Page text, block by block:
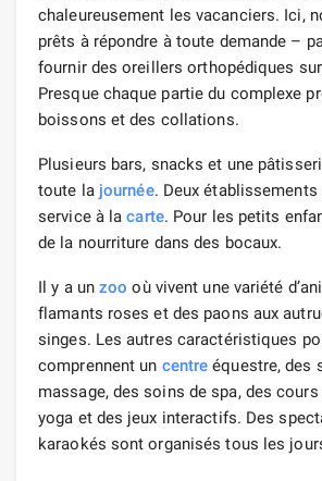
chaleureusement les vacanciers. Ici,
prêts à répondre à toute demande –
fournir des oreillers orthopédiques
Presque chaque partie du complexe
boissons et des collations.
Plusieurs bars, snacks et une
toute la journée. Deux
service à lacarte. Pour les petits
de la nourriture dans des bocaux.
Il y a un zoo où vivent une variété
flamants roses et des paons aux
singes. Les autres caractéristiques
comprennent un centre équestre, des
massage, des soins de spa, des
yoga et des jeux interactifs. Des
karaokés sont organisés tous les